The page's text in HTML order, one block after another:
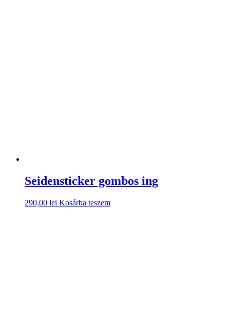
Seidensticker gombos ing
290,00 lei Kosárba teszem